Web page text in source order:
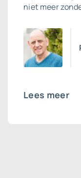
niet meer
Lees meer